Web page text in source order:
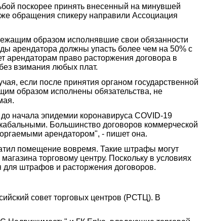
поскорее принять внесенный на минувшей
обращения спикеру направили Ассоциация
образом исполнявшие свои обязанности
арендатора должны упасть более чем на 50% с
арендаторам право расторжения договора в
взимания любых плат.
если после принятия органом государственной
образом исполнены обязательства, не
начала эпидемии коронавируса COVID-19
Большинство договоров коммерческой
арендатором", - пишет она.
помещение вовремя. Такие штрафы могут
торговому центру. Поскольку в условиях
штрафов и расторжения договоров.
совет торговых центров (РСТЦ). В